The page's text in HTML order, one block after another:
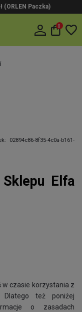
(ORLEN Paczka)
0
02894c86-8f35-4c0a-b161-
Elfa
w czasie korzystania z
Dlatego też poniżej
o zasadach